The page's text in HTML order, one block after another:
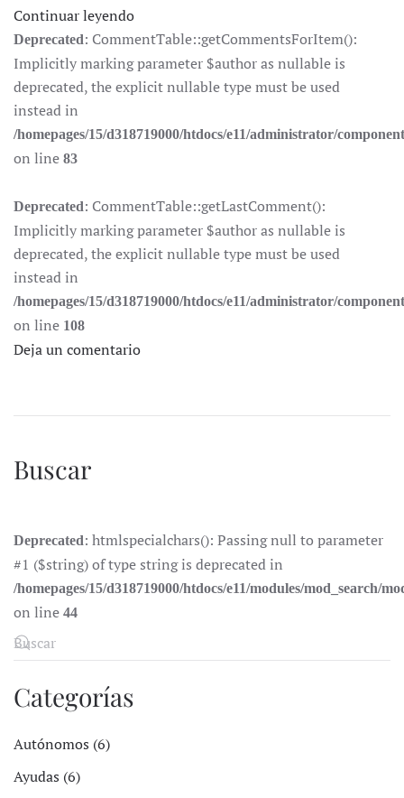
Continuar leyendo
Deprecated: CommentTable::getCommentsForItem():
Implicitly marking parameter $author as nullable is
deprecated, the explicit nullable type must be used
instead in
/homepages/15/d318719000/htdocs/e11/administrator/
on line 83
Deprecated: CommentTable::getLastComment():
Implicitly marking parameter $author as nullable is
deprecated, the explicit nullable type must be used
instead in
/homepages/15/d318719000/htdocs/e11/administrator/
on line 108
Deja un comentario
Buscar
Deprecated: htmlspecialchars(): Passing null to parameter
#1 ($string) of type string is deprecated in
/homepages/15/d318719000/htdocs/e11/modules/mod_search/
on line 44
Categorías
Autónomos (6)
Ayudas (6)